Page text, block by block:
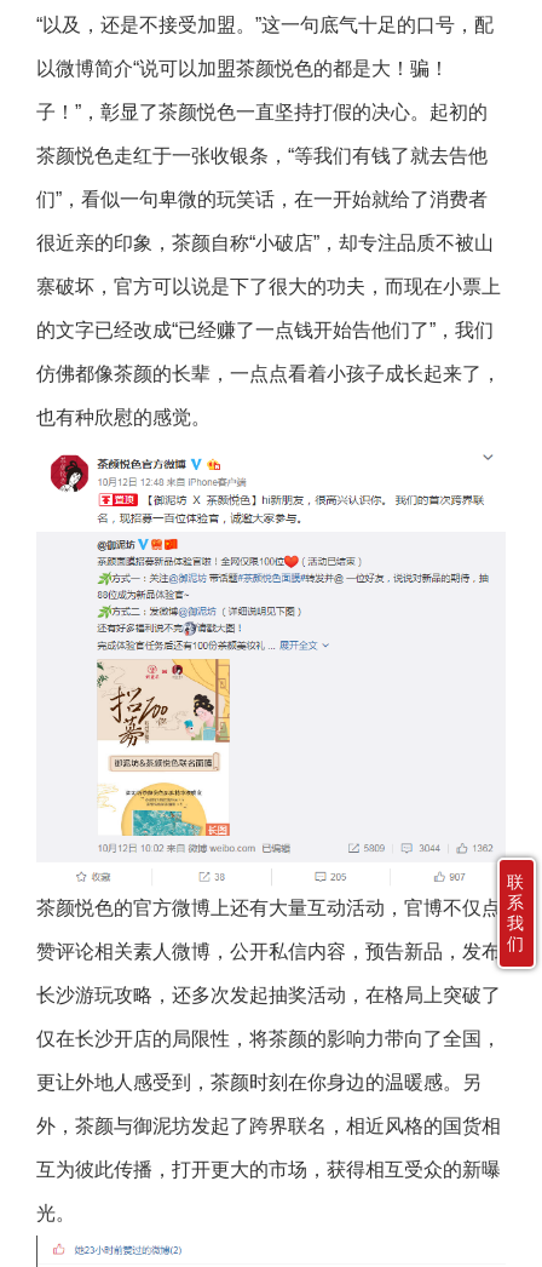
“以及，还是不接受加盟。”这一句底气十足的口号，配
以微博简介“说可以加盟茶颜悦色的都是大！骗！
子！”，彰显了茶颜悦色一直坚持打假的决心。起初的
茶颜悦色走红于一张收银条，“等我们有钱了就去告他
们”，看似一句卑微的玩笑话，在一开始就给了消费者
很近亲的印象，茶颜自称“小破店”，却专注品质不被山
寨破坏，官方可以说是下了很大的功夫，而现在小票上
的文字已经改成“已经赚了一点钱开始告他们了”，我们
仿佛都像茶颜的长辈，一点点看着小孩子成长起来了，
也有种欣慰的感觉。
茶颜悦色的官方微博上还有大量互动活动，官博不仅点
赞评论相关素人微博，公开私信内容，预告新品，发布
长沙游玩攻略，还多次发起抽奖活动，在格局上突破了
仅在长沙开店的局限性，将茶颜的影响力带向了全国，
更让外地人感受到，茶颜时刻在你身边的温暖感。另
外，茶颜与御泥坊发起了跨界联名，相近风格的国货相
互为彼此传播，打开更大的市场，获得相互受众的新曝
光。
联
系
我
们